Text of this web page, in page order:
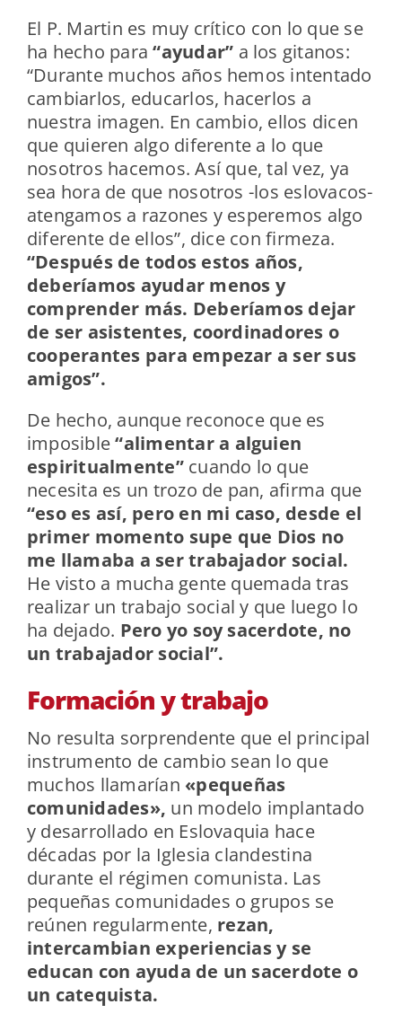
El P. Martin es muy crítico con lo que se
ha hecho para“ayudar” a los gitanos:
“Durante muchos años hemos intentado
cambiarlos, educarlos, hacerlos a
nuestra imagen. En cambio, ellos dicen
que quieren algo diferente a lo que
nosotros hacemos. Así que, tal vez, ya
sea hora de que nosotros -los eslovacos-
atengamos a razones y esperemos algo
diferente de ellos”, dice con firmeza.
“Después de todos estos años,
deberíamos ayudar menos y
comprender más. Deberíamos dejar
de ser asistentes, coordinadores o
cooperantes para empezar a ser sus
amigos”.
De hecho, aunque reconoce que es
imposible“alimentar a alguien
espiritualmente”cuando lo que
necesita es un trozo de pan, afirma que
“eso es así, pero en mi caso, desde el
primer momento supe que Dios no
me llamaba a ser trabajador social.
He visto a mucha gente quemada tras
realizar un trabajo social y que luego lo
ha dejado. Pero yo soy sacerdote, no
un trabajador social”.
Formación y trabajo
No resulta sorprendente que el principal
instrumento de cambio sean lo que
muchos llamarían «pequeñas
comunidades», un modelo implantado
y desarrollado en Eslovaquia hace
décadas por la Iglesia clandestina
durante el régimen comunista. Las
pequeñas comunidades o grupos se
reúnen regularmente, rezan,
intercambian experiencias y se
educan con ayuda de un sacerdote o
un catequista.